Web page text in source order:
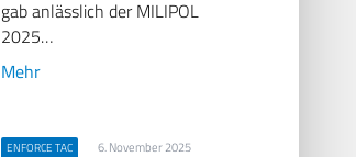
gab anlässlich der MILIPOL
2025…
Mehr
ENFORCE TAC 6. November 2025